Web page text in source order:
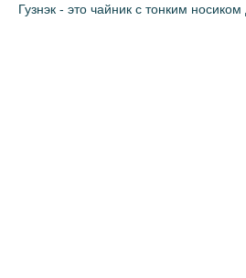
Гузнэк - это чайник с тонким